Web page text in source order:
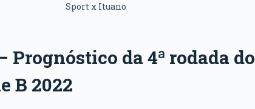
Sport x Ituano
Prognóstico da 4ª rodada do
B 2022